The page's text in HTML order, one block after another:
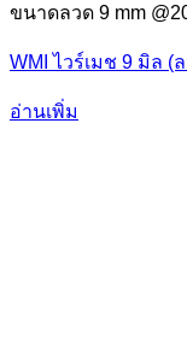
ขนาดลวด 9 mm
WMI ไวร์เมช 9 มิล (
อ่านเพิ่ม